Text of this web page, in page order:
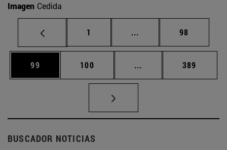
Imagen Cedida
Página
1 ... Páginas intermedias
Página
98
Página
99 Página
100 ... Páginas intermedias
Página
389
BUSCADOR NOTICIAS